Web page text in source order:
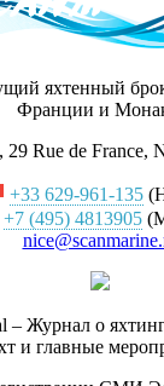
яхтенный
Франции и
29 Rue de France,
+33 629-961-135
+7 (495) 4813905
– Журнал о
и главные